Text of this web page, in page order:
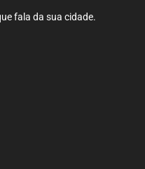
fala da sua cidade.